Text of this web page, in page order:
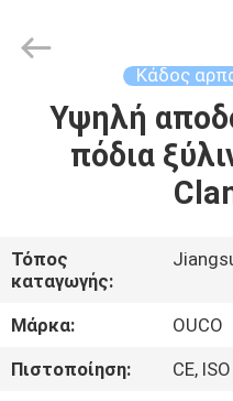
ΣΠΊΤΙ
ΒΊΝΤΕΟ
ΕΜΦΆΝΙΣΗ
VR
GROUP
Κάδος
Υψηλή
πόδια
Τόπος
καταγωγής:
Μάρκα:
OUCO
Πιστοποίηση:
CE, ISO